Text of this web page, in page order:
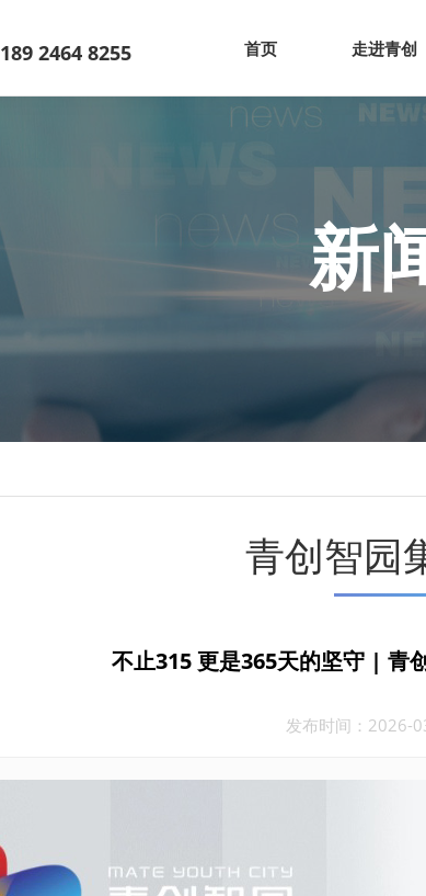
189 2464 8255 首页 走进青创
新
青创智园
不止315 更是365天的坚守 | 青
发布时间：2026-